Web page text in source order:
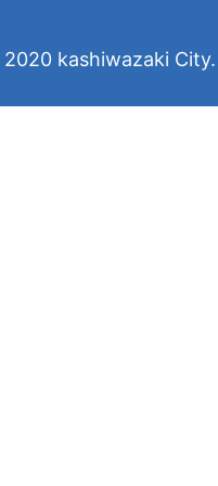
kashiwazaki